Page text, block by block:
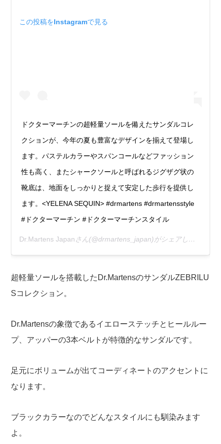
この投稿をInstagramで見る
ドクターマーチンの超軽量ソールを備えたサンダルコレ
クションが、今年の夏も豊富なデザインを揃えて登場し
ます。パステルカラーやスパンコールなどファッション
性も高く、またシャークソールと呼ばれるジグザグ状の
靴底は、地面をしっかりと捉えて安定した歩行を提供し
ます。<YELENA SEQUIN> #drmartens #drmartensstyle
#ドクターマーチン #ドクターマーチンスタイル
Dr.Martens Japanさん(@drmartens_japan)がシェアした投稿 –
超軽量ソールを搭載したDr.MartensのサンダルZEBRILU
Sコレクション。
Dr.Martensの象徴であるイエローステッチとヒールルー
プ、アッパーの3本ベルトが特徴的なサンダルです。
足元にボリュームが出てコーディネートのアクセントに
なります。
ブラックカラーなのでどんなスタイルにも馴染みます
よ。